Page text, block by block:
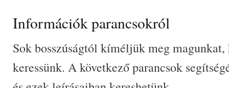
Információk parancsokról
Sok bosszúságtól kíméljük meg
keressünk. A következő parancsok